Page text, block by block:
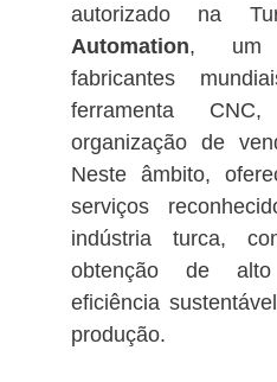
autorizado na
Automation, um
fabricantes
ferramenta
organização de
Neste âmbito,
serviços
indústria turca,
obtenção de
eficiência
produção.